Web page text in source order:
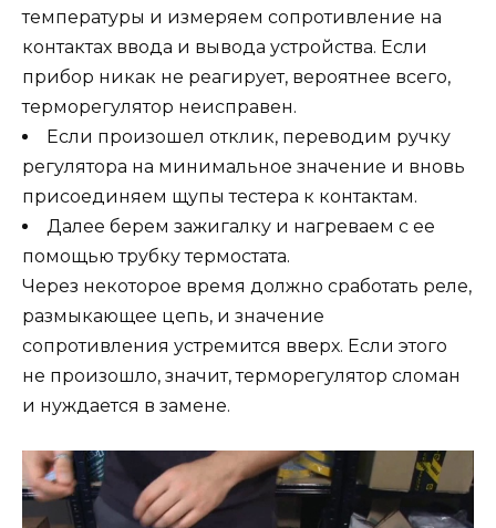
температуры и измеряем сопротивление на
контактах ввода и вывода устройства. Если
прибор никак не реагирует, вероятнее всего,
терморегулятор неисправен.
Если произошел отклик, переводим ручку
регулятора на минимальное значение и вновь
присоединяем щупы тестера к контактам.
Далее берем зажигалку и нагреваем с ее
помощью трубку термостата.
Через некоторое время должно сработать реле,
размыкающее цепь, и значение
сопротивления устремится вверх. Если этого
не произошло, значит, терморегулятор сломан
и нуждается в замене.